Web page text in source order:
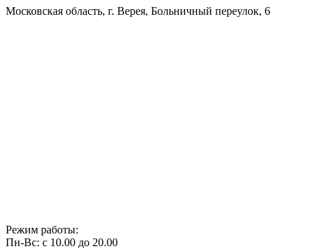
Московская область, г. Верея, Больничный переулок, 6
Режим работы:
Пн-Вс: с 10.00 до 20.00